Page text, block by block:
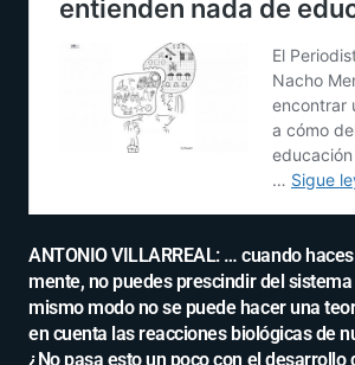
ANTONIO VILLARREAL: … cuando
mente, no puedes prescindir del
mismo modo no se puede hacer una
en cuenta las reacciones biológicas de
¿No pasa esto un poco con el